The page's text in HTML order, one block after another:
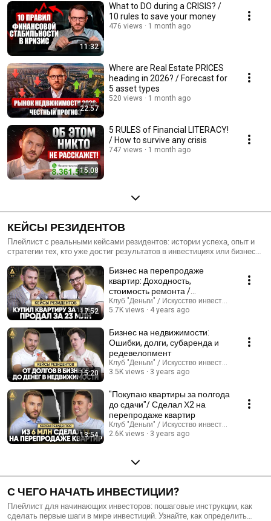
11:32
What to DO during a CRISIS? /
10 rules to save your money
476 views 1 month ago
22:57
Where are Real Estate PRICES
heading in 2026? / Forecast for
5 asset types
520 views 1 month ago
15:08
5 RULES of Financial LITERACY!
/ How to survive any crisis
747 views 1 month ago
КЕЙСЫ РЕЗИДЕНТОВ
Плейлист с реальными кейсами резидентов: истории успеха, опыт и
стратегии тех, кто уже достиг результатов в инвестициях или бизнесе.
реализовывали свои идеи. 🎯📊
17:52
Бизнес на перепродаже
квартир: Доходность,
стоимость ремонта /
Флиппинг
Клуб "Деньги" / Искусство инвестиций
5.7K views
4 years ago
15:20
Бизнес на недвижимости:
Ошибки, долги, субаренда и
редевелопмент
Клуб "Деньги" / Искусство инвестиций
3.5K views
3 years ago
13:54
"Покупаю квартиры за полгода
до сдачи"/ Сделал Х2 на
перепродаже квартир
Клуб "Деньги" / Искусство инвестиций
2.6K views
3 years ago
С ЧЕГО НАЧАТЬ ИНВЕСТИЦИИ?
Плейлист для начинающих инвесторов: пошаговые инструкции, как
сделать первые шаги в мире инвестиций. Узнайте, как определить